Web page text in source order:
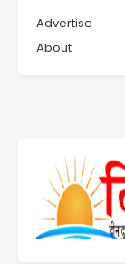
Advertise
About